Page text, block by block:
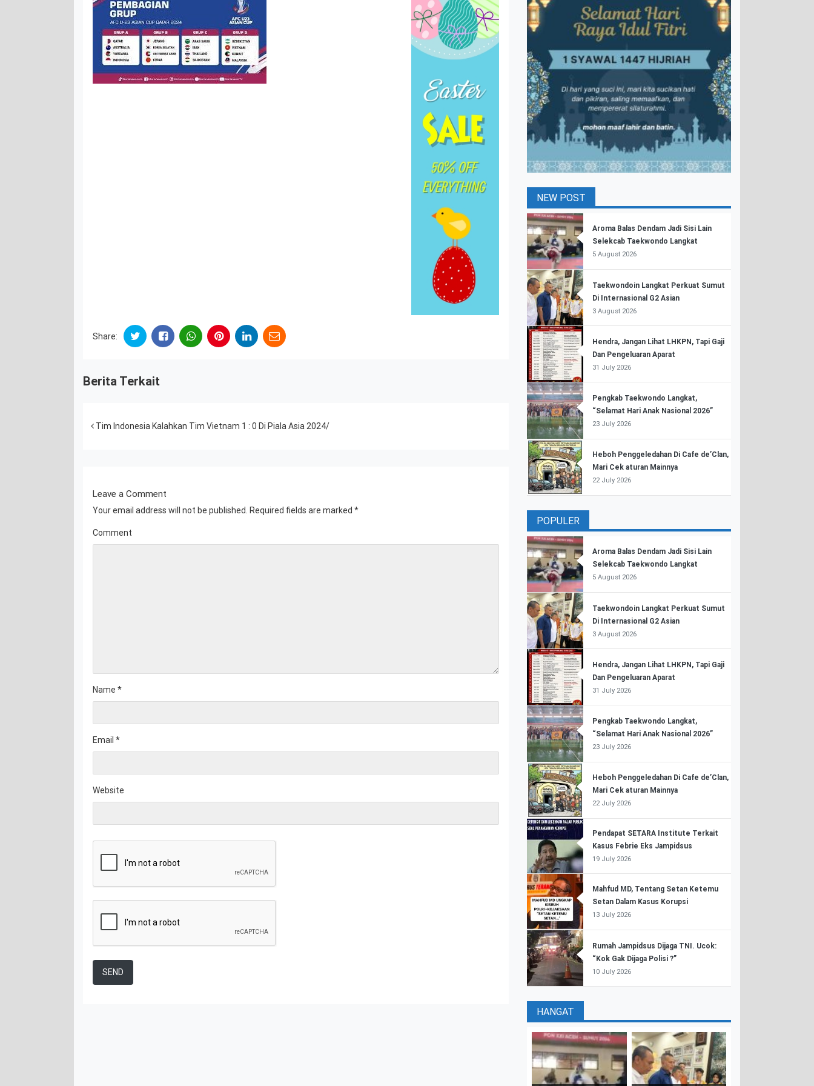
Share:
Berita Terkait
Post navigation
Tim Indonesia Kalahkan Tim Vietnam 1 : 0 Di Piala Asia 2024/
Leave a Comment
Your email address will not be published. Required fields are marked *
Comment
Name *
Email *
Website
NEW POST
Aroma Balas Dendam Jadi Sisi Lain
Selekcab Taekwondo Langkat
5 August 2026
Taekwondoin Langkat Perkuat Sumut
Di Internasional G2 Asian
3 August 2026
Hendra, Jangan Lihat LHKPN, Tapi Gaji
Dan Pengeluaran Aparat
31 July 2026
Pengkab Taekwondo Langkat,
“Selamat Hari Anak Nasional 2026”
23 July 2026
Heboh Penggeledahan Di Cafe de’Clan,
Mari Cek aturan Mainnya
22 July 2026
POPULER
Aroma Balas Dendam Jadi Sisi Lain
Selekcab Taekwondo Langkat
5 August 2026
Taekwondoin Langkat Perkuat Sumut
Di Internasional G2 Asian
3 August 2026
Hendra, Jangan Lihat LHKPN, Tapi Gaji
Dan Pengeluaran Aparat
31 July 2026
Pengkab Taekwondo Langkat,
“Selamat Hari Anak Nasional 2026”
23 July 2026
Heboh Penggeledahan Di Cafe de’Clan,
Mari Cek aturan Mainnya
22 July 2026
Pendapat SETARA Institute Terkait
Kasus Febrie Eks Jampidsus
19 July 2026
Mahfud MD, Tentang Setan Ketemu
Setan Dalam Kasus Korupsi
13 July 2026
Rumah Jampidsus Dijaga TNI. Ucok:
“Kok Gak Dijaga Polisi ?”
10 July 2026
HANGAT